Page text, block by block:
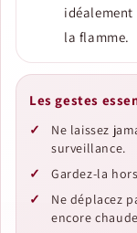
la flamme.
Les gestes
Ne laissez
surveillance.
Gardez-la
Ne déplacez
encore